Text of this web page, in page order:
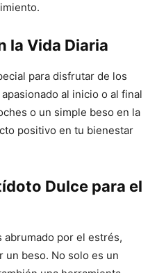
la Vida Diaria
para disfrutar de los
al inicio o al final
o un simple beso en la
positivo en tu bienestar
Dulce para el
abrumado por el estrés,
un beso. No solo es un